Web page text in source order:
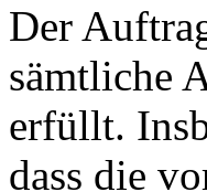
Der
sämtliche
erfüllt.
dass die